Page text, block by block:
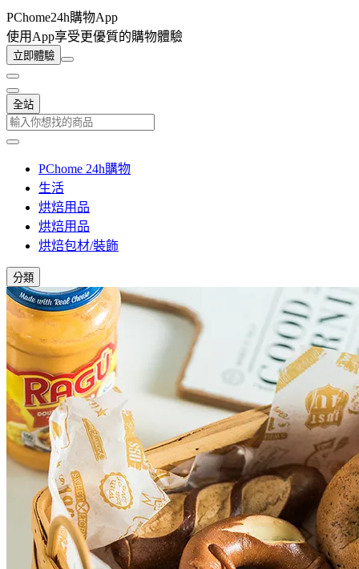
PChome24h購物App
使用App享受更優質的購物體驗
立即體驗
全站
PChome 24h購物
生活
烘焙用品
烘焙用品
烘焙包材/裝飾
分類